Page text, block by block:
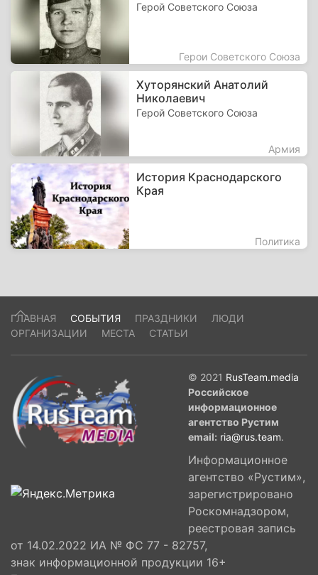
Герой Советского Союза
Герои Советского Союза
Хуторянский Анатолий
Николаевич
Герой Советского Союза
Армия
История Краснодарского
Края
Политика
ГЛАВНАЯ СОБЫТИЯ ПРАЗДНИКИ
ЛЮДИ
ОРГАНИЗАЦИИ
МЕСТА СТАТЬИ
© 2021 RusTeam.media
Российское
информационное
агентство Рустим
email: ria@rus.team.
Информационное
агентство «Рустим»,
зарегистрировано
Роскомнадзором,
реестровая запись
от 14.02.2022 ИА № ФС 77 - 82757,
знак информационной продукции 16+